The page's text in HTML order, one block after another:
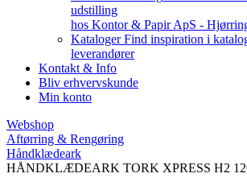
udstilling
hos Kontor & Papir ApS -
Kataloger Find inspiration i
leverandører
Kontakt & Info
Bliv erhvervskunde
Min konto
Webshop
Aftørring & Rengøring
Håndklædeark
HÅNDKLÆDEARK TORK XPRESS H2